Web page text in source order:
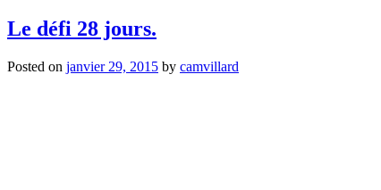
Le défi 28 jours.
Posted on janvier 29, 2015 by camvillard